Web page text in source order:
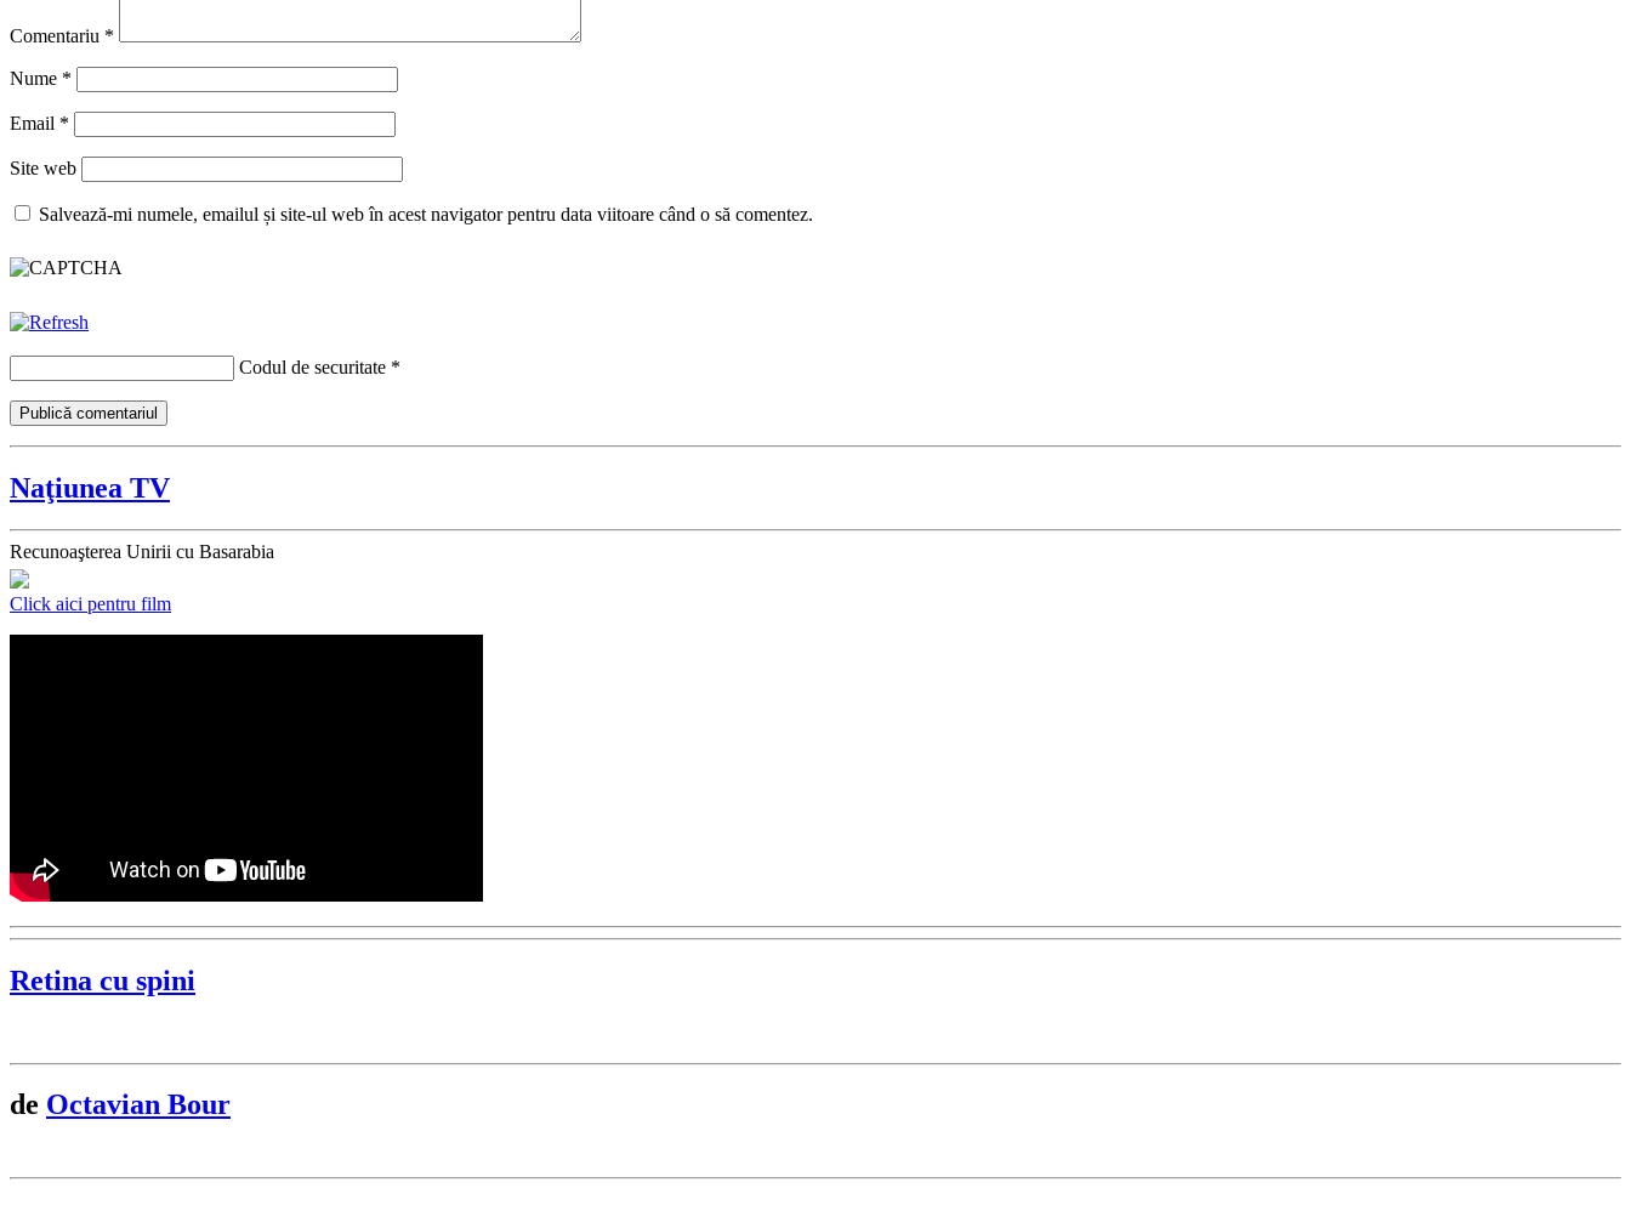
Comentariu *
Nume *
Email *
Site web
Salvează-mi numele, emailul și site-ul web în acest navigator pentru data viitoare când o să comentez.
Codul de securitate *
Naţiunea TV
Recunoaşterea Unirii cu Basarabia
Click aici pentru film
Retina cu spini
de Octavian Bour